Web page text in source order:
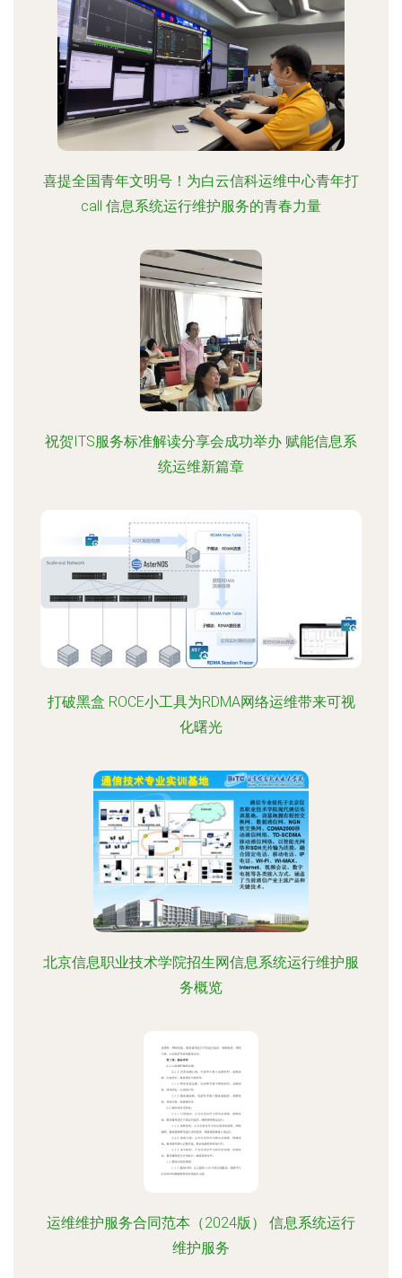
喜提全国青年文明号！为白云信科运维中心青年打
call 信息系统运行维护服务的青春力量
祝贺ITS服务标准解读分享会成功举办 赋能信息系
统运维新篇章
打破黑盒 ROCE小工具为RDMA网络运维带来可视
化曙光
北京信息职业技术学院招生网信息系统运行维护服
务概览
运维维护服务合同范本（2024版） 信息系统运行
维护服务